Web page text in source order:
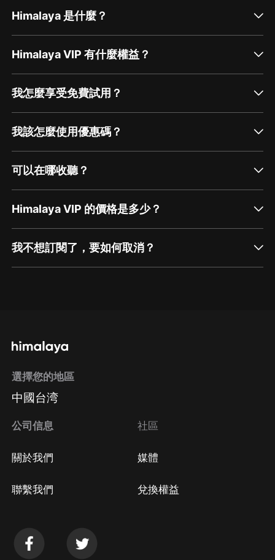
Himalaya 是什麼？
Himalaya VIP 有什麼權益？
我怎麼享受免費試用？
我該怎麼使用優惠碼？
可以在哪收聽？
Himalaya VIP 的價格是多少？
我不想訂閱了，要如何取消？
方法 Google Play取消訂閱方法
選擇您的地區
中國台湾
公司信息
關於我們
聯繫我們
社區
媒體
兌換權益